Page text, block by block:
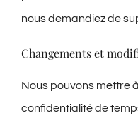
nous demandiez de
Changements et
Nous pouvons mettre
confidentialité de